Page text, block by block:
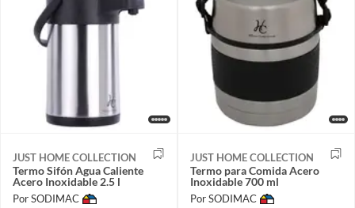
JUST HOME COLLECTION
Termo Sifón Agua Caliente
Acero Inoxidable 2.5 l
Por SODIMAC
JUST HOME COLLECTION
Termo para Comida Acero
Inoxidable 700 ml
Por SODIMAC